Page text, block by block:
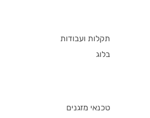
תקלות ועבודות
בלוג
טכנאי מזגנים